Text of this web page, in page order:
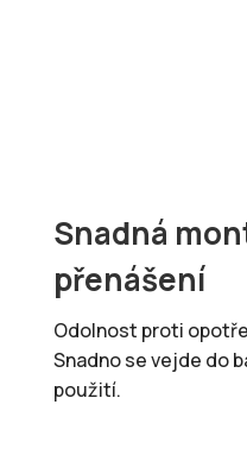
Snadná
přenášení
Odolnost proti
Snadno se vejde do
použití.